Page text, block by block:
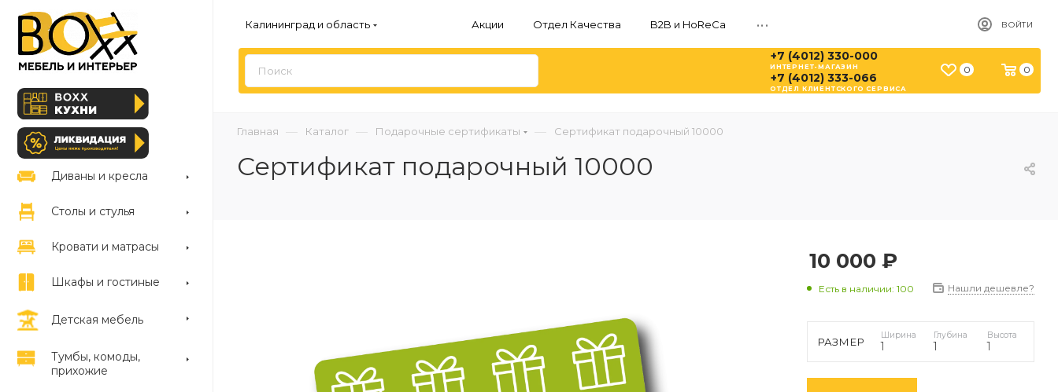
Калининград и область Акции Отдел Качества B2B и HoReCa ... ВОЙТИ
0 0
+7 (4012) 330-000
ИНТЕРНЕТ-МАГАЗИН
+7 (4012) 333-066
ОТДЕЛ КЛИЕНТСКОГО СЕРВИСА
Диваны и кресла
Столы и стулья
Кровати и матрасы
Шкафы и гостиные
Детская мебель
Тумбы, комоды,
прихожие
Главная — Каталог — Подарочные сертификаты — Сертификат подарочный 10000
Сертификат подарочный 10000
10 000 ₽
Есть в наличии: 100 Нашли дешевле?
РАЗМЕР
Ширина
1
Глубина
1
Высота
1